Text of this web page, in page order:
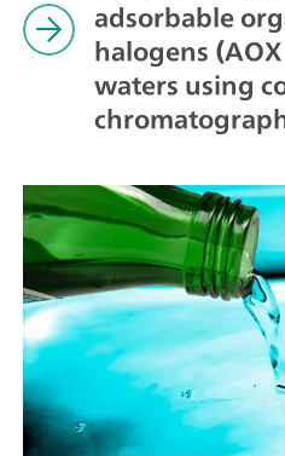
adsorbable
halogens
waters using